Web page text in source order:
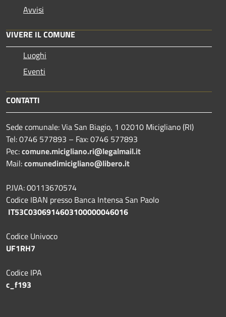
Avvisi
VIVERE IL COMUNE
Luoghi
Eventi
CONTATTI
Sede comunale: Via San Biagio, 1 02010 Micigliano (RI)
Tel: 0746 577893 – Fax: 0746 577893
Pec:comune.micigliano.ri@legalmail.it
Mail:comunedimicigliano@libero.it
P.IVA: 00113670574
Codice IBAN presso Banca Intensa San Paolo
IT53C0306914603100000046016
Codice Univoco
UF1RH7
Codice IPA
c_f193